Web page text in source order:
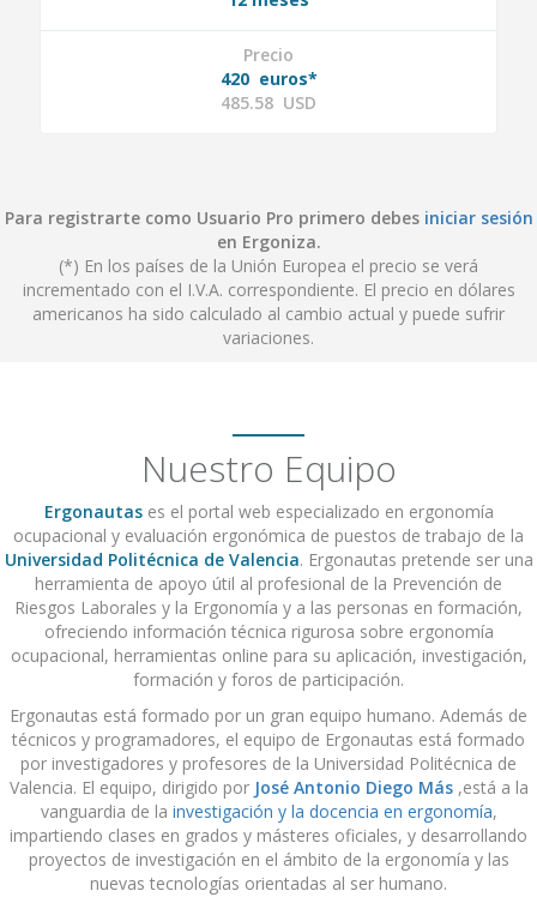
Precio
420 euros*
485.58 USD
Para registrarte como Usuario Pro primero debes iniciar sesión
en Ergoniza.
(*) En los países de la Unión Europea el precio se verá
incrementado con el I.V.A. correspondiente. El precio en dólares
americanos ha sido calculado al cambio actual y puede sufrir
variaciones.
Nuestro Equipo
Ergonautases el portal web especializado en ergonomía
ocupacional y evaluación ergonómica de puestos de trabajo de la
Universidad Politécnica de Valencia. Ergonautas pretende ser una
herramienta de apoyo útil al profesional de la Prevención de
Riesgos Laborales y la Ergonomía y a las personas en formación,
ofreciendo información técnica rigurosa sobre ergonomía
ocupacional, herramientas online para su aplicación, investigación,
formación y foros de participación.
Ergonautas está formado por un gran equipo humano. Además de
técnicos y programadores, el equipo de Ergonautas está formado
por investigadores y profesores de la Universidad Politécnica de
Valencia. El equipo, dirigido por José Antonio Diego Más,está a la
vanguardia de la investigación y la docencia en ergonomía,
impartiendo clases en grados y másteres oficiales, y desarrollando
proyectos de investigación en el ámbito de la ergonomía y las
nuevas tecnologías orientadas al ser humano.